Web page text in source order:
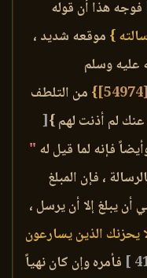
فوجه هذا أن قوله
} موقعه شديد ،
عليه وسلم
[54974]
} من التلطف
لم أذنت لهم }[
فإنه لما قيل له "
، فإن المبلغ
أن يبلغ إلا أن يرسل ،
يحزنك الذين يسارعون
فأمره وإن كان نهياً